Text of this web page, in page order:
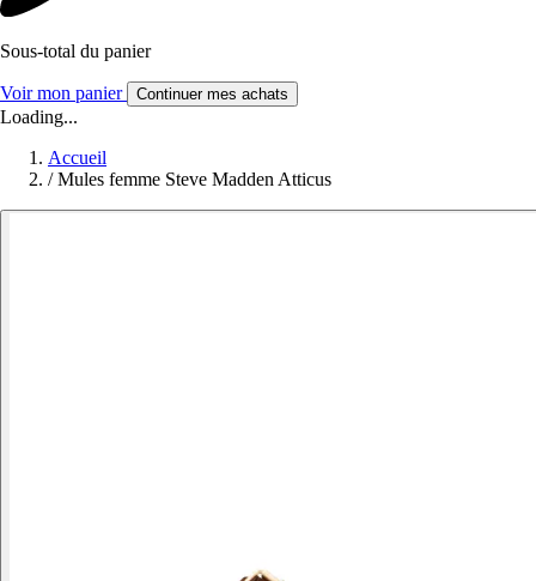
Sous-total du panier
Voir mon panier Continuer mes achats
Loading...
Accueil
/ Mules femme Steve Madden Atticus